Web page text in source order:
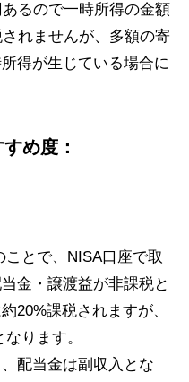
るので一時所得の金額
れませんが、多額の寄
得が生じている場合に
め度：
とで、NISA口座で取
金・譲渡益が非課税と
20%課税されますが、
ります。
配当金は副収入とな